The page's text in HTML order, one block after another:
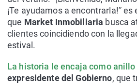
¡Te ayudamos a encontrarla!” es
que Market Inmobiliaria busca
clientes coincidiendo con la
estival.
La historia le encaja como
expresidente del Gobierno, que